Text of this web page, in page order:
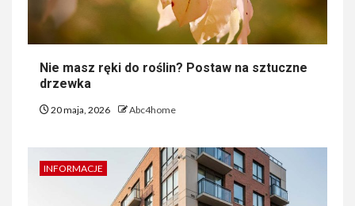
Nie masz ręki do roślin? Postaw na sztuczne
drzewka
20 maja, 2026 Abc4home
INFORMACJE